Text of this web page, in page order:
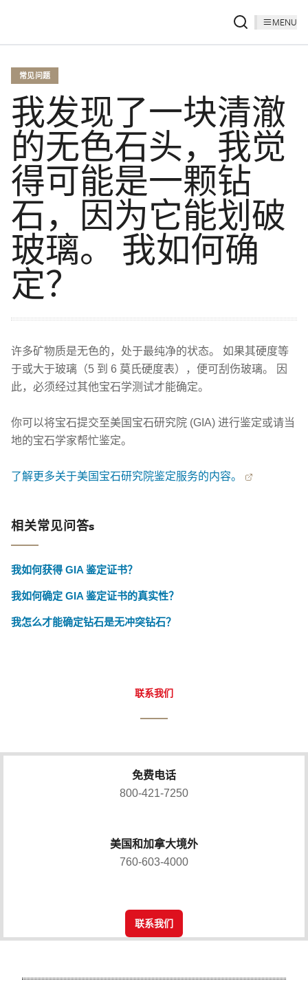
MENU
常见问题
我发现了一块清澈
的无色石头，我觉
得可能是一颗钻
石，因为它能划破
玻璃。 我如何确
定？
许多矿物质是无色的，处于最纯净的状态。 如果其硬度等
于或大于玻璃（5 到 6 莫氏硬度表），便可刮伤玻璃。 因
此，必须经过其他宝石学测试才能确定。
你可以将宝石提交至美国宝石研究院 (GIA) 进行鉴定或请当
地的宝石学家帮忙鉴定。
了解更多关于美国宝石研究院鉴定服务的内容。
相关常见问答s
我如何获得 GIA 鉴定证书？
我如何确定 GIA 鉴定证书的真实性？
我怎么才能确定钻石是无冲突钻石？
联系我们
免费电话
800-421-7250
美国和加拿大境外
760-603-4000
联系我们